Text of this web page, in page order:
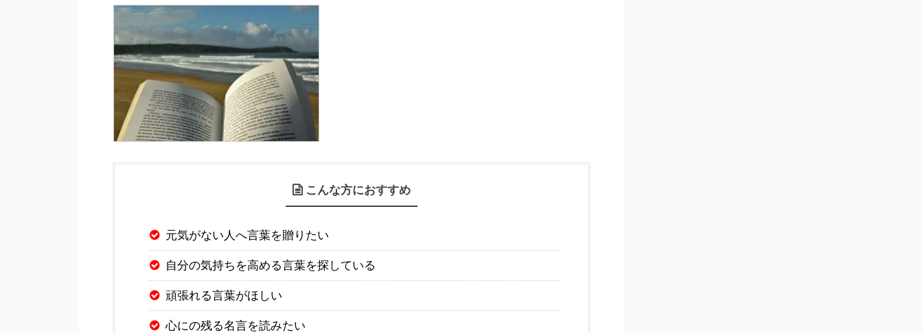
こんな方におすすめ
元気がない人へ言葉を贈りたい
自分の気持ちを高める言葉を探している
頑張れる言葉がほしい
心にの残る名言を読みたい